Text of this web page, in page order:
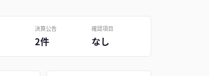
決算公告
2件
確認項目
なし